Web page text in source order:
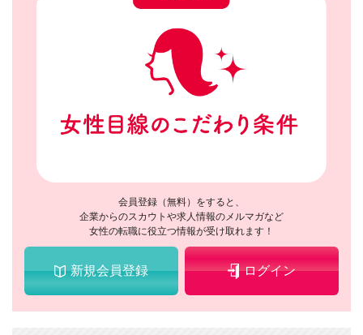
会員登録（無料）をすると、
企業からのスカウトや求人情報のメルマガなど
女性の転職に役立つ情報が受け取れます！
新規会員登録 ログイン